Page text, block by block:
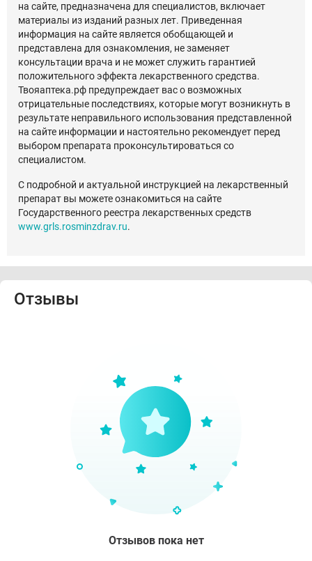
на сайте, предназначена для специалистов, включает
материалы из изданий разных лет. Приведенная
информация на сайте является обобщающей и
представлена для ознакомления, не заменяет
консультации врача и не может служить гарантией
положительного эффекта лекарственного средства.
Твояаптека.рф предупреждает вас о возможных
отрицательные последствиях, которые могут возникнуть в
результате неправильного использования представленной
на сайте информации и настоятельно рекомендует перед
выбором препарата проконсультироваться со
специалистом.
С подробной и актуальной инструкцией на лекарственный
препарат вы можете ознакомиться на сайте
Государственного реестра лекарственных средств
www.grls.rosminzdrav.ru.
Отзывы
Отзывов пока нет